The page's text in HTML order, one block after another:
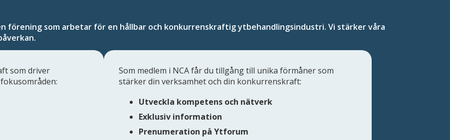
förening som arbetar för en hållbar och konkurrenskraftig ytbehandlingsindustri. Vi stärker våra
som driver
Som medlem i NCA får du tillgång till unika förmåner som
stärker din verksamhet och din konkurrenskraft:
Utveckla kompetens och nätverk
Exklusiv information
Prenumeration på Ytforum